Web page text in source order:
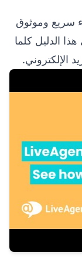
سريع وموثوق
الدليل كلما
الإلكتروني.